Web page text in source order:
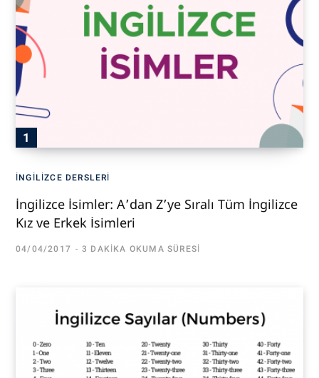
İNGILIZCE DERSLERI
İngilizce İsimler: A’dan Z’ye Sıralı Tüm İngilizce
Kız ve Erkek İsimleri
04/04/2017 3 DAKIKA OKUMA SÜRESI